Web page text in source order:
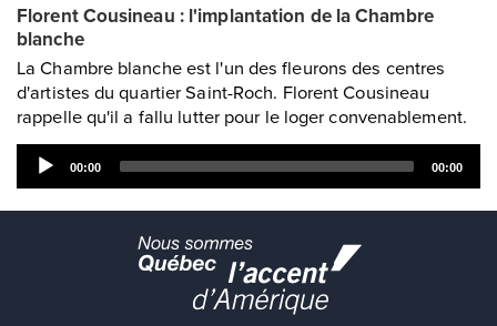
Florent Cousineau : l'implantation de la Chambre
blanche
La Chambre blanche est l'un des fleurons des centres
d'artistes du quartier Saint-Roch. Florent Cousineau
rappelle qu'il a fallu lutter pour le loger convenablement.
Audio
Player
00:00 00:00